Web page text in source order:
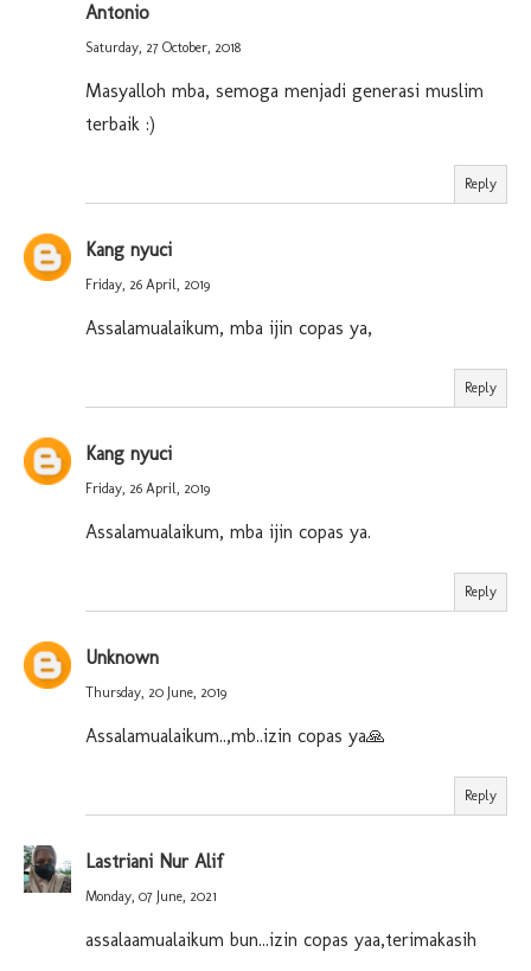
Antonio
Saturday, 27 October, 2018
Masyalloh mba, semoga menjadi generasi muslim
terbaik :)
Reply
Kang nyuci
Friday, 26 April, 2019
Assalamualaikum, mba ijin copas ya,
Reply
Kang nyuci
Friday, 26 April, 2019
Assalamualaikum, mba ijin copas ya.
Reply
Unknown
Thursday, 20 June, 2019
Assalamualaikum..,mb..izin copas ya🙏
Reply
Lastriani Nur Alif
Monday, 07 June, 2021
assalaamualaikum bun...izin copas yaa,terimakasih